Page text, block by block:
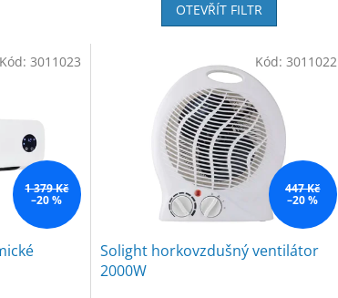
OTEVŘÍT FILTR
1 379 Kč
–20 %
Kód: 3011023
447 Kč
–20 %
Solight horkovzdušný ventilátor
2000W
Kód: 3011022